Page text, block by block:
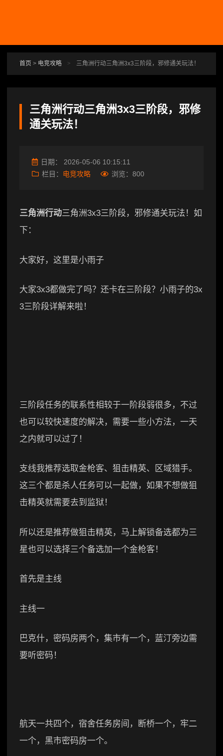
首页 > 电竞攻略 > 三角洲行动三角洲3x3三阶段，邪修通关玩法！
三角洲行动三角洲3x3三阶段，邪修
通关玩法！
日期： 2026-05-06 10:15:11
栏目： 电竞攻略 浏览： 800
三角洲行动三角洲3x3三阶段，邪修通关玩法！如
下：
大家好，这里是小雨子
大家3x3都做完了吗？还卡在三阶段？小雨子的3x
3三阶段详解来啦！
三阶段任务的联系性相较于一阶段弱很多，不过
也可以较快速度的解决，需要一些小方法，一天
之内就可以过了！
支线我推荐选取金枪客、狙击精英、区域猎手。
这三个都是杀人任务可以一起做，如果不想做狙
击精英就需要去到监狱！
所以还是推荐做狙击精英，马上解锁备选都为三
星也可以选择三个备选加一个金枪客！
首先是主线
主线一
巴克什，密码房两个，集市有一个，蓝汀旁边需
要听密码！
航天一共四个，宿舍任务房间，断桥一个，牢二
一个，黑市密码房一个。